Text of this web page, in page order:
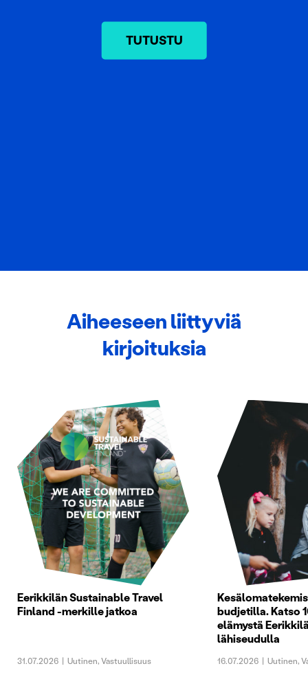
TUTUSTU
Aiheeseen liittyviä
kirjoituksia
Eerikkilän Sustainable Travel
Finland -merkille jatkoa
31.07.2026 | Uutinen,Vastuullisuus
budjetilla. Katso
elämystä
lähiseudulla
16.07.2026 | Uutinen,